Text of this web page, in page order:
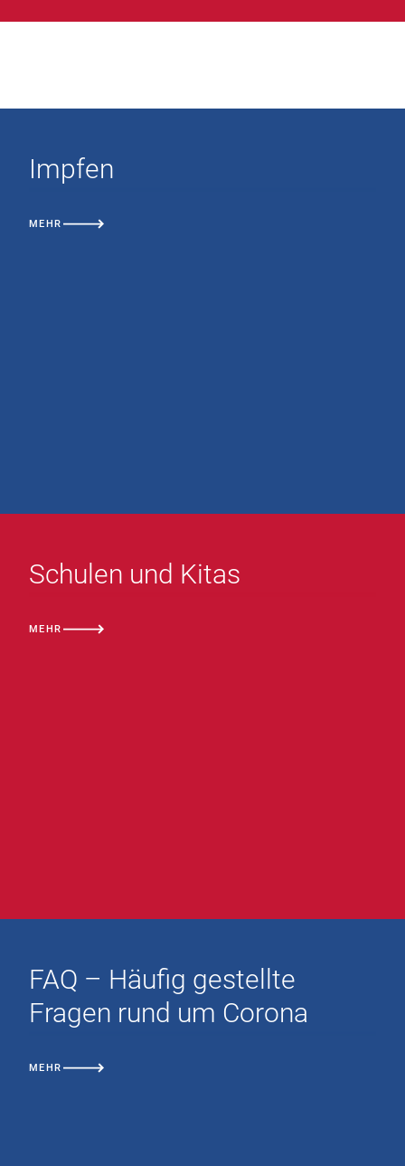
Impfen
MEHR
Schulen und Kitas
MEHR
FAQ – Häufig gestellte
Fragen rund um Corona
MEHR